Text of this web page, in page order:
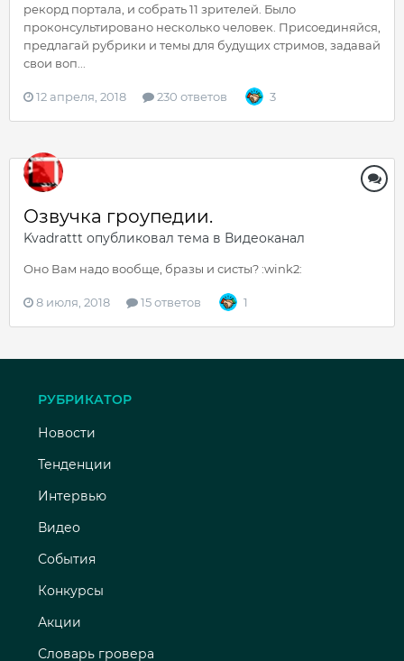
рекорд портала, и собрать 11 зрителей. Было
проконсультировано несколько человек. Присоединяйся,
предлагай рубрики и темы для будущих стримов, задавай
свои воп...
12 апреля, 2018 230 ответов 3
Озвучка гроупедии.
Kvadrattt опубликовал тема в Видеоканал
Оно Вам надо вообще, бразы и систы? :wink2:
8 июля, 2018 15 ответов 1
РУБРИКАТОР
Новости
Тенденции
Интервью
Видео
События
Конкурсы
Акции
Словарь гровера